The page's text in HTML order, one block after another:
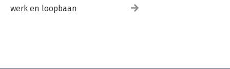
werk en loopbaan